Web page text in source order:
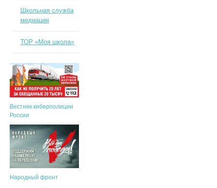
Школьная служба
медиации
ТОР «Моя школа»
Вестник киберполиции
России
Народный фронт